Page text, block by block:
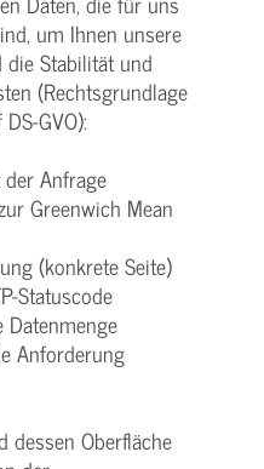
um Ihnen unsere
die Stabilität und
(Rechtsgrundlage
GVO):
Anfrage
Greenwich Mean
(konkrete Seite)
Anforderung
Oberfläche